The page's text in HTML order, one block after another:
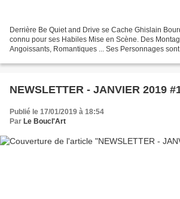
Derrière Be Quiet and Drive se Cache Ghislain
connu pour ses Habiles Mise en Scène. Des
Angoissants, Romantiques ... Ses Personnages
NEWSLETTER - JANVIER 2019
Publié le 17/01/2019 à 18:54
Par Le Boucl'Art